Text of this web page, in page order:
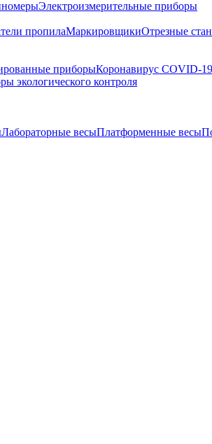
Электроизмерительные приборы
пропилаМаркировщикиОтрезные
приборыКоронавирус COVID-19
экологического контроля
Лабораторные весыПлатформенные весы